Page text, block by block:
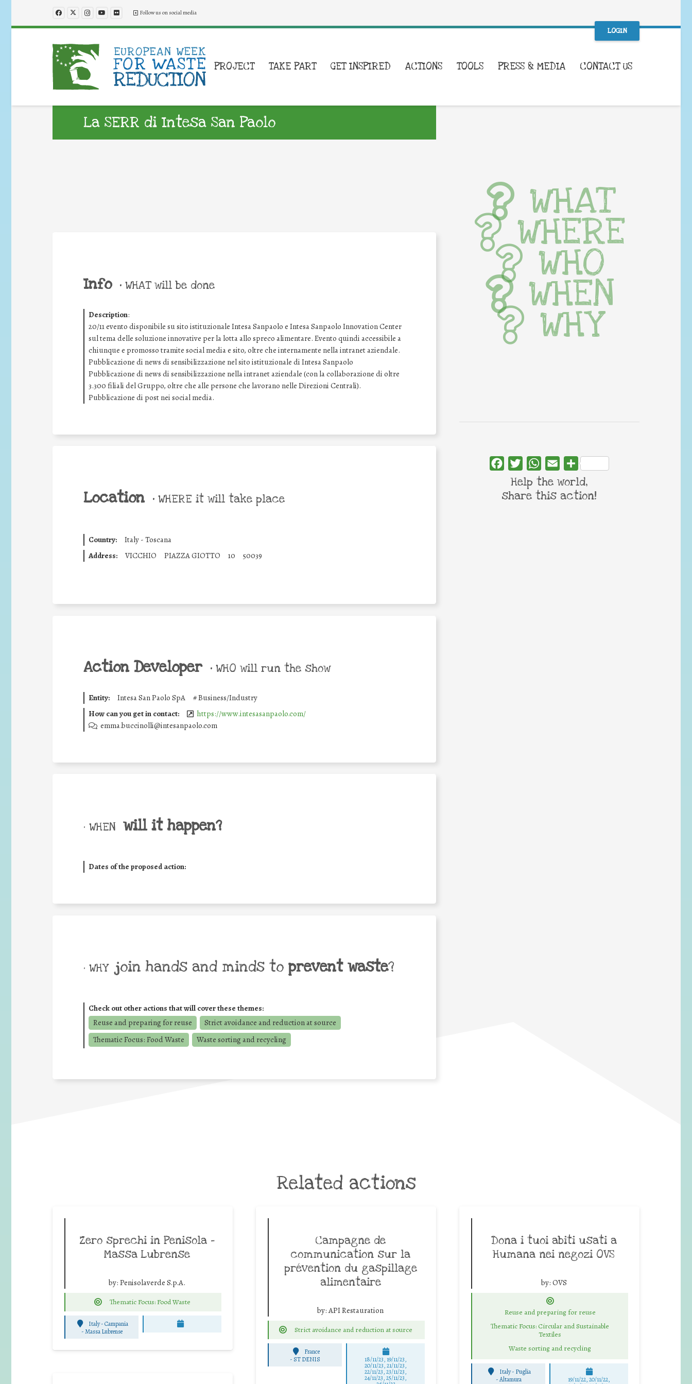
Follow us on social media
LOGIN
PROJECT TAKE PART GET INSPIRED ACTIONS TOOLS PRESS & MEDIA CONTACT US
La SERR di Intesa San Paolo
Info • WHAT will be done
Description:
20/11 evento disponibile su sito istituzionale Intesa Sanpaolo e Intesa Sanpaolo Innovation Center
sul tema delle soluzione innovative per la lotta allo spreco alimentare. Evento quindi accessibile a
chiunque e promosso tramite social media e sito, oltre che internamente nella intranet aziendale.
Pubblicazione di news di sensibilizzazione nel sito istituzionale di Intesa Sanpaolo
Pubblicazione di news di sensibilizzazione nella intranet aziendale (con la collaborazione di oltre
3.300 filiali del Gruppo, oltre che alle persone che lavorano nelle Direzioni Centrali).
Pubblicazione di post nei social media.
Location • WHERE it will take place
Country:
Italy - Toscana
Address:
VICCHIO PIAZZA GIOTTO 10 50039
Action Developer • WHO will run the show
Entity: Intesa San Paolo SpA #Business/Industry
How can you get in contact:
https://www.intesasanpaolo.com/
emma.buccinolli@intesanpaolo.com
• WHEN will it happen?
Dates of the proposed action:
• WHY join hands and minds to prevent waste?
Check out other actions that will cover these themes:
Reuse and preparing for reuse
Strict avoidance and reduction at source
Thematic Focus: Food Waste
Waste sorting and recycling
WHAT
WHERE
WHO
WHEN
WHY
FacebookTwitterWhatsApp
Email Share
Help the world,
share this action!
Related actions
Zero sprechi in Penisola –
Massa Lubrense
by: Penisolaverde S.p.A.
Thematic Focus: Food Waste
Italy - Campania
-Massa Lubrense
Campagne de
communication sur la
prévention du gaspillage
alimentaire
by:API Restauration
Strict avoidance and reduction at source
France
- ST DENIS 18/11/23, 19/11/23,
20/11/23, 21/11/23,
22/11/23, 23/11/23,
24/11/23, 25/11/23,
Dona i tuoi abiti usati a
Humana nei negozi OVS
by: OVS
Reuse and preparing for reuse
Thematic Focus: Circular and Sustainable
Textiles
Waste sorting and recycling
Italy - Puglia
-Altamura 19/11/22, 20/11/22,